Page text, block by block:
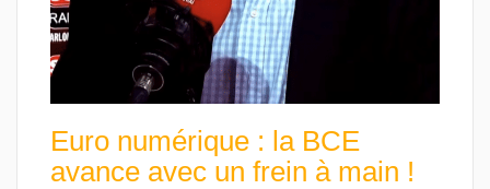
Euro numérique : la BCE
avance avec un frein à main !